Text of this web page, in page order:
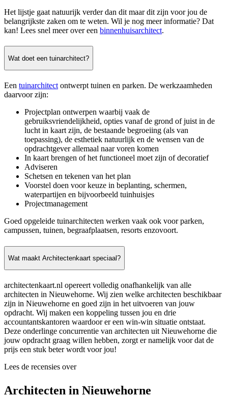
Het lijstje gaat natuurijk verder dan dit maar dit zijn voor jou de
belangrijkste zaken om te weten. Wil je nog meer informatie? Dat
kan! Lees snel meer over een binnenhuisarchitect.
Wat doet een tuinarchitect?
Een tuinarchitect ontwerpt tuinen en parken. De werkzaamheden
daarvoor zijn:
Projectplan ontwerpen waarbij vaak de
gebruiksvriendelijkheid, opties vanaf de grond of juist in de
lucht in kaart zijn, de bestaande begroeiing (als van
toepassing), de esthetiek natuurlijk en de wensen van de
opdrachtgever allemaal naar voren komen
In kaart brengen of het functioneel moet zijn of decoratief
Adviseren
Schetsen en tekenen van het plan
Voorstel doen voor keuze in beplanting, schermen,
waterpartijen en bijvoorbeeld tuinhuisjes
Projectmanagement
Goed opgeleide tuinarchitecten werken vaak ook voor parken,
campussen, tuinen, begraafplaatsen, resorts enzovoort.
Wat maakt Architectenkaart speciaal?
architectenkaart.nl opereert volledig onafhankelijk van alle
architecten in Nieuwehorne. Wij zien welke architecten beschikbaar
zijn in Nieuwehorne en goed zijn in het uitvoeren van jouw
opdracht. Wij maken een koppeling tussen jou en drie
accountantskantoren waardoor er een win-win situatie ontstaat.
Deze onderlinge concurrentie van architecten uit Nieuwehorne die
jouw opdracht graag willen hebben, zorgt er namelijk voor dat de
prijs een stuk beter wordt voor jou!
Lees de recensies over
Architecten in Nieuwehorne